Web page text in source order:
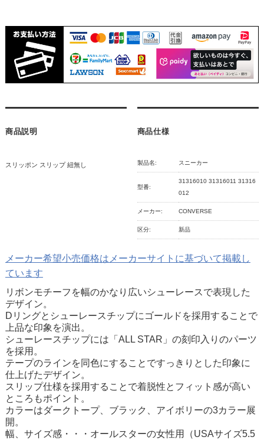
商品説明
スリッポン スリップ 紐無し
商品仕様
製品名: スニーカー
型番:
31316010 31316011 31316
012
メーカー: CONVERSE
区分: 新品
メーカー希望小売価格はメーカーサイトに基づいて掲載し
ています
リボンモチーフを幅のかなり広いシューレースで表現した
デザイン。
Dリングとシューレースチップにゴールドを採用することで
上品な印象を演出。
シューレースチップには「ALL STAR」の刻印入りのパーツ
を採用。
テープのラインを同色にすることですっきりとした印象に
仕上げたデザイン。
スリップ仕様を採用することで着脱性とフィット感が高い
ところもポイント。
カラーはダークトープ、ブラック、アイボリーの3カラー展
開。
幅、サイズ感・・・オールスターの女性用（USAサイズ5.5